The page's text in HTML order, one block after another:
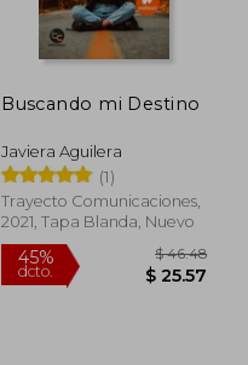
45%
dcto.
Buscando mi Destino
Javiera Aguilera
(1)
Trayecto Comunicaciones,
2021, Tapa Blanda, Nuevo